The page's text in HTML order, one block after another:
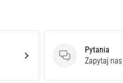
Pytania
Pytania
Zapytaj